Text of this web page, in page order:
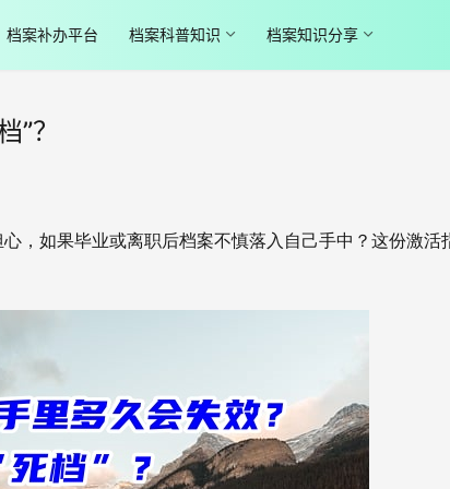
档案补办平台 档案科普知识 档案知识分享
？
，如果毕业或离职后档案不慎落入自己手中？这份激活